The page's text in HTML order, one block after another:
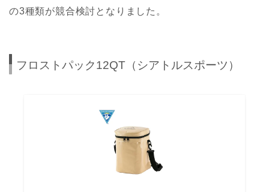
の3種類が競合検討となりました。
フロストパック12QT（シアトルスポーツ）